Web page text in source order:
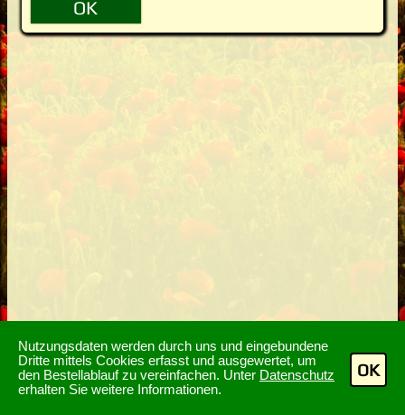
Nutzungsdaten werden durch uns und eingebundene
Dritte mittels Cookies erfasst und ausgewertet, um
den Bestellablauf zu vereinfachen. Unter Datenschutz
erhalten Sie weitere Informationen.
OK